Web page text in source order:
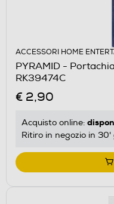
ACCESSORI HOME
PYRAMID -
RK39474C
€ 2,90
Acquisto online:
Ritiro in negozio in